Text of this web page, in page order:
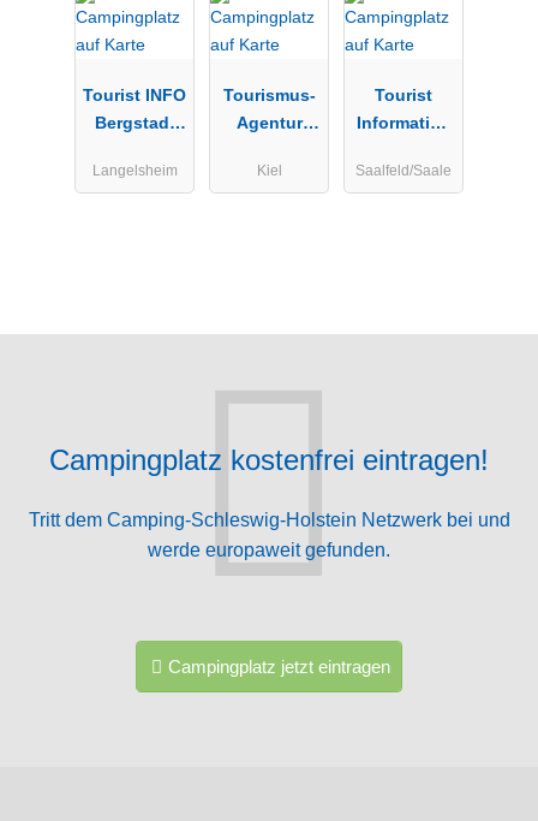
Tourist INFO
Bergstadt
Langelsheim
Tourismus-
Agentur
Holstein
Kiel
Tourist
Information
Saalfeld/Saale
Campingplatz kostenfrei eintragen!
Tritt dem Camping-Schleswig-Holstein Netzwerk bei und
werde europaweit gefunden.
Campingplatz jetzt eintragen